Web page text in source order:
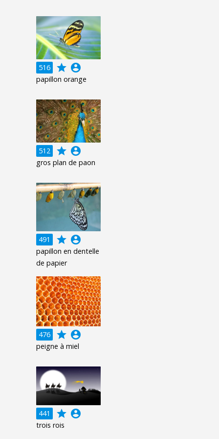
516 grade account_circle
papillon orange
512 grade account_circle
gros plan de paon
491 grade account_circle
papillon en dentelle
de papier
476 grade account_circle
peigne à miel
441 grade account_circle
trois rois